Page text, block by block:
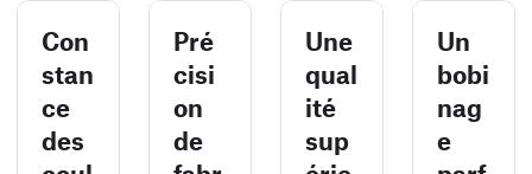
Con
stan
ce
des
Pré
cisi
on
de
Une
qual
ité
sup
Un
bobi
nag
e